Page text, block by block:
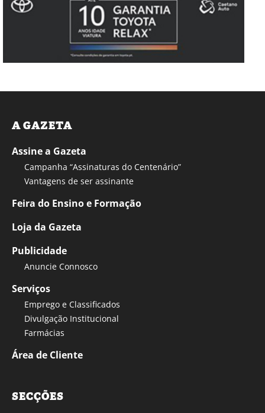
A GAZETA
Assine a Gazeta
Campanha “Assinaturas do Centenário”
Vantagens de ser assinante
Feira do Ensino e Formação
Loja da Gazeta
Publicidade
Anuncie Connosco
Serviços
Emprego e Classificados
Divulgação Institucional
Farmácias
Área de Cliente
SECÇÕES